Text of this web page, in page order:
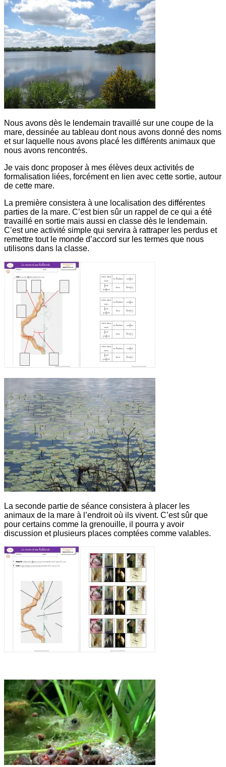
Nous avons dès le lendemain travaillé sur une coupe de la
mare, dessinée au tableau dont nous avons donné des noms
et sur laquelle nous avons placé les différents animaux que
nous avons rencontrés.
Je vais donc proposer à mes élèves deux activités de
formalisation liées, forcément en lien avec cette sortie, autour
de cette mare.
La première consistera à une localisation des différentes
parties de la mare. C’est bien sûr un rappel de ce qui a été
travaillé en sortie mais aussi en classe dès le lendemain.
C’est une activité simple qui servira à rattraper les perdus et
remettre tout le monde d’accord sur les termes que nous
utilisons dans la classe.
La seconde partie de séance consistera à placer les
animaux de la mare à l’endroit où ils vivent. C’est sûr que
pour certains comme la grenouille, il pourra y avoir
discussion et plusieurs places comptées comme valables.